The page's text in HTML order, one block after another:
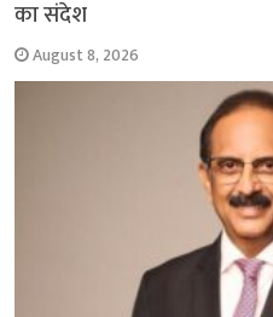
का संदेश
August 8, 2026